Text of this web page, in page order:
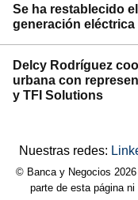
Se ha restablecido
generación
Delcy Rodríguez
urbana con
y TFI Solutions
Nuestras redes:
© Banca y Negocios
parte de esta página